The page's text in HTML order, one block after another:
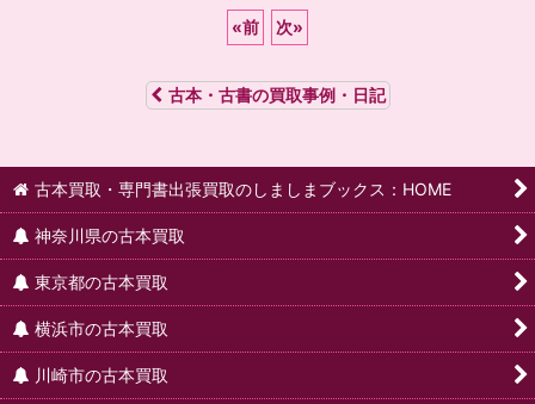
«前 次»
古本・古書の買取事例・日記
古本買取・専門書出張買取のしましまブックス：HOME
神奈川県の古本買取
東京都の古本買取
横浜市の古本買取
川崎市の古本買取